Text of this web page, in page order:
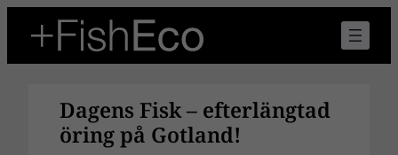
innehåll
Dagens Fisk – efterlängtad
öring på Gotland!